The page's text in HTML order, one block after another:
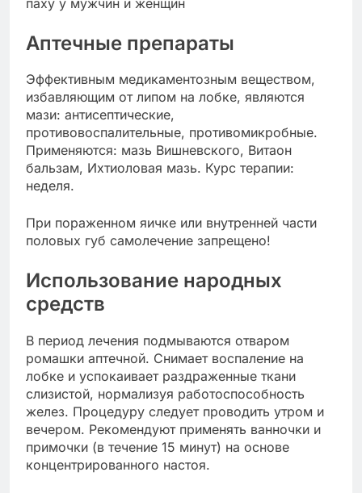
Аптечные препараты
Эффективным медикаментозным веществом,
избавляющим от липом на лобке, являются
мази: антисептические,
противовоспалительные, противомикробные.
Применяются: мазь Вишневского, Витаон
бальзам, Ихтиоловая мазь. Курс терапии:
неделя.
При пораженном яичке или внутренней части
половых губ самолечение запрещено!
Использование народных
средств
В период лечения подмываются отваром
ромашки аптечной. Снимает воспаление на
лобке и успокаивает раздраженные ткани
слизистой, нормализуя работоспособность
желез. Процедуру следует проводить утром и
вечером. Рекомендуют применять ванночки и
примочки (в течение 15 минут) на основе
концентрированного настоя.